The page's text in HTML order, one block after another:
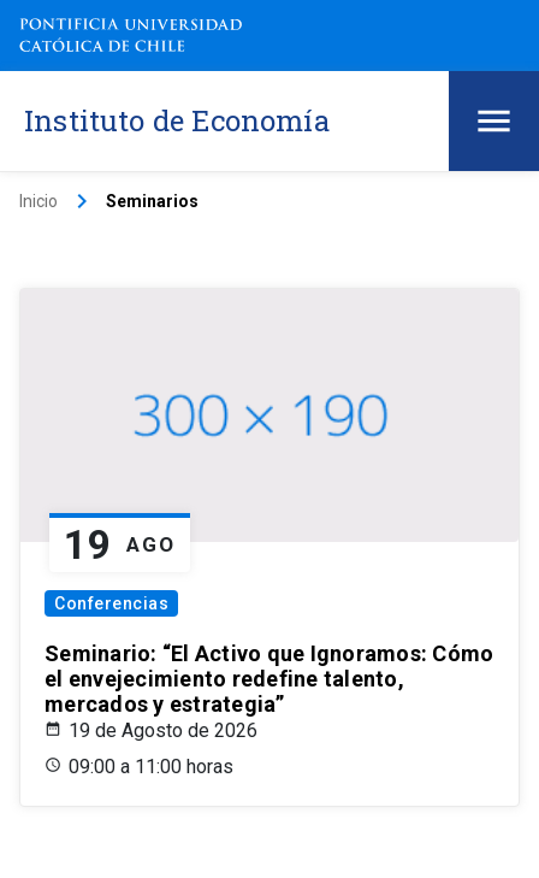
Instituto de Economía
Inicio keyboard_arrow_right Seminarios
19 AGO
Conferencias
Seminario: “El Activo que Ignoramos: Cómo
el envejecimiento redefine talento,
mercados y estrategia”
19 de Agosto de 2026
09:00 a 11:00 horas